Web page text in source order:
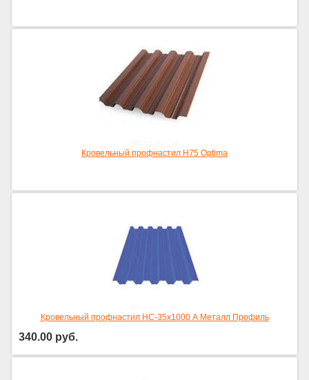
Кровельный профнастил Н75 Optima
Кровельный профнастил НС-35х1000 А Металл Профиль
340.00 руб.